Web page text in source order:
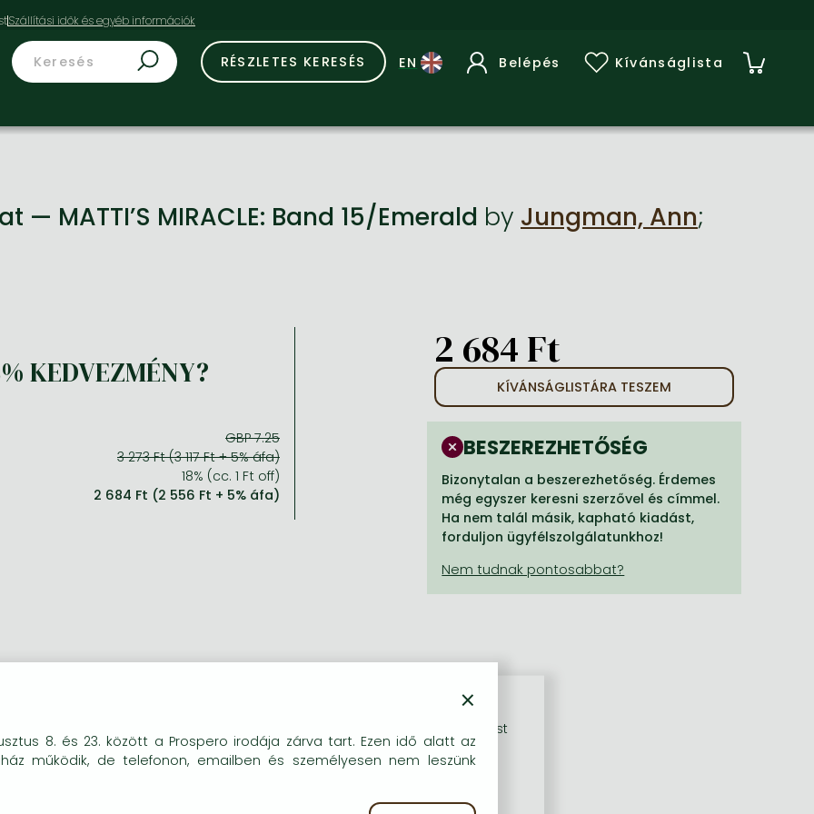
RÉSZLETES KERESÉS Belépés Kívánságlista
— MATTI’S MIRACLE: Band 15/Emerald by Jungman, Ann;
KEDVEZMÉNY?
GBP 7.25
3 273 Ft (3 117 Ft + 5% áfa)
18% (cc. 1 Ft off)
2 684 Ft (2 556 Ft + 5% áfa)
2 684 Ft
KÍVÁNSÁGLISTÁRA TESZEM
BESZEREZHETŐSÉG
Bizonytalan a beszerezhetőség. Érdemes
még egyszer keresni szerzővel és címmel.
Ha nem talál másik, kapható kiadást,
forduljon ügyfélszolgálatunkhoz!
×
8. és 23. között a Prospero irodája zárva tart. Ezen idő alatt az
működik, de telefonon, emailben és személyesen nem leszünk
kat (sütiket) használunk, melyek célja, hogy teljesebb körű szolgáltatást
részére.